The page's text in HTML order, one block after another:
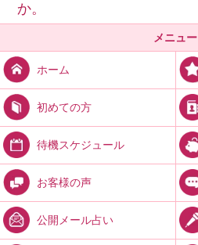
か。
メニュー
ホーム
初めての方
待機スケジュール
お客様の声
公開メール占い